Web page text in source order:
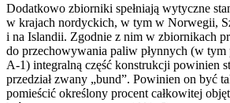
Dodatkowo zbiorniki spełniają wytyczne
w krajach nordyckich, w tym w Norwegii,
i na Islandii. Zgodnie z nim w zbiornikach
do przechowywania paliw płynnych (w
A-1) integralną część konstrukcji powinien
przedział zwany „bund”. Powinien on być
pomieścić określony procent całkowitej